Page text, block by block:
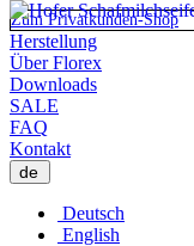
Zum Privatkunden-Shop
Herstellung
Über Florex
Downloads
SALE
FAQ
Kontakt
de
Deutsch
English